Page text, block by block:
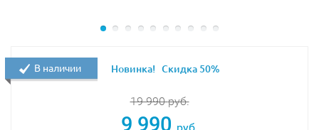
19 990руб.
9 990 руб.
В наличии Новинка! Скидка 50%